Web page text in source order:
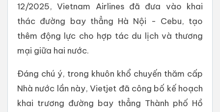
12/2025, Vietnam Airlines đã đưa vào khai
thác đường bay thẳng Hà Nội - Cebu, tạo
thêm động lực cho hợp tác du lịch và thương
mại giữa hai nước.
Đáng chú ý, trong khuôn khổ chuyến thăm cấp
Nhà nước lần này, Vietjet đã công bố kế hoạch
khai trương đường bay thẳng Thành phố Hồ